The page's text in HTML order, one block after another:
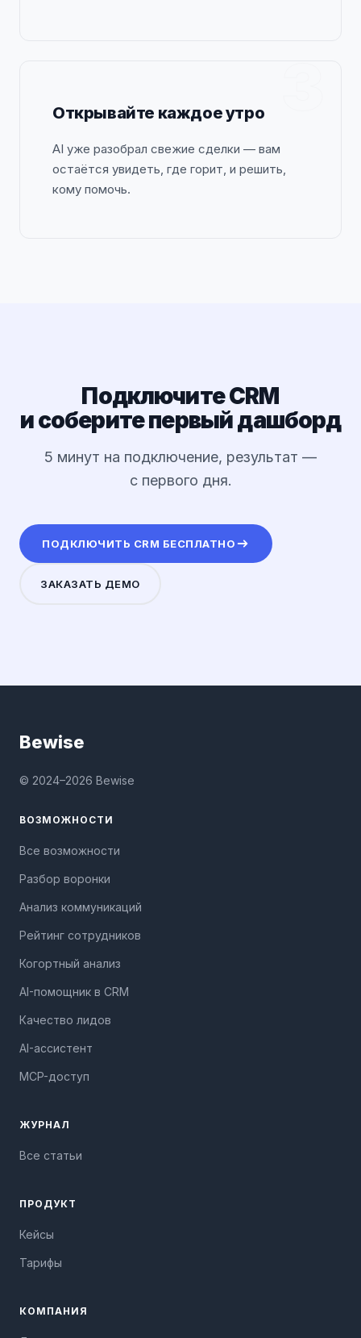
Открывайте каждое утро
AI уже разобрал свежие сделки — вам
остаётся увидеть, где горит, и решить,
кому помочь.
Подключите CRM
и соберите первый дашборд
5 минут на подключение, результат —
с первого дня.
ПОДКЛЮЧИТЬ CRM БЕСПЛАТНО
ЗАКАЗАТЬ ДЕМО
Bewise
© 2024–2026 Bewise
ВОЗМОЖНОСТИ
Все возможности
Разбор воронки
Анализ коммуникаций
Рейтинг сотрудников
Когортный анализ
AI-помощник в CRM
Качество лидов
AI-ассистент
MCP-доступ
ЖУРНАЛ
Все статьи
ПРОДУКТ
Кейсы
Тарифы
КОМПАНИЯ